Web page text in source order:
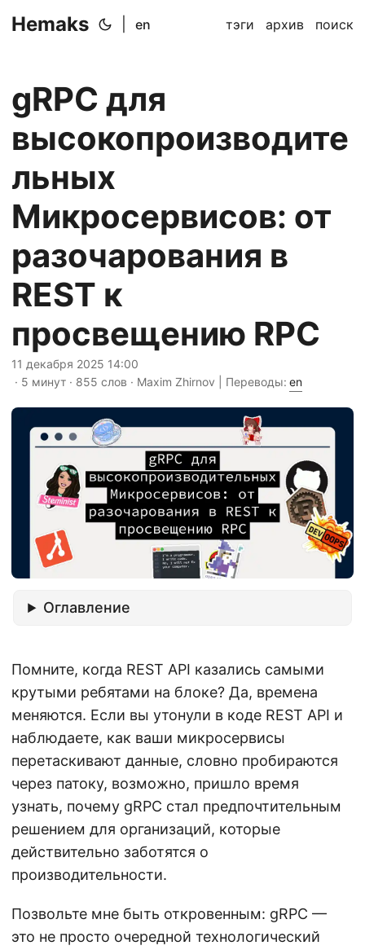
Hemaks en тэги архив поиск
gRPC для
высокопроизводите
льных
Микросервисов: от
разочарования в
REST к
просвещению RPC
11 декабря 2025 14:00
· 5 минут · 855 слов · Maxim Zhirnov | Переводы: en
Оглавление
Помните, когда REST API казались самыми
крутыми ребятами на блоке? Да, времена
меняются. Если вы утонули в коде REST API и
наблюдаете, как ваши микросервисы
перетаскивают данные, словно пробираются
через патоку, возможно, пришло время
узнать, почему gRPC стал предпочтительным
решением для организаций, которые
действительно заботятся о
производительности.
Позвольте мне быть откровенным: gRPC —
это не просто очередной технологический